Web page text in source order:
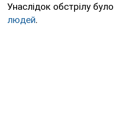
Унаслідок обстрілу було
людей.